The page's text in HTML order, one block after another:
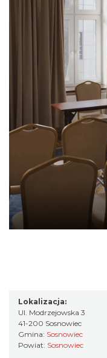
Lokalizacja:
Ul. Modrzejowska 3
41-200 Sosnowiec
Gmina: Sosnowiec
Powiat: Sosnowiec